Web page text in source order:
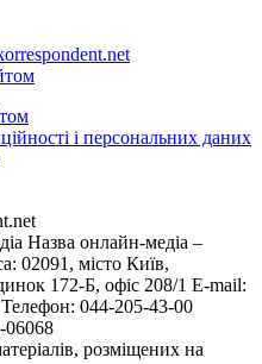
і персональних даних
Назва онлайн-медіа –
02091, місто Київ,
172-Б, офіс 208/1 E-mail:
Телефон: 044-205-43-00
06068
розміщених на